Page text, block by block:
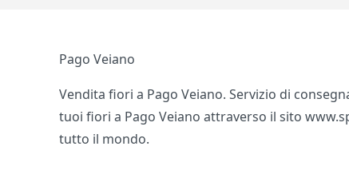
Pago Veiano
Vendita fiori a Pago Veiano. Servizio di
tuoi fiori a Pago Veiano attraverso il sito
tutto il mondo.